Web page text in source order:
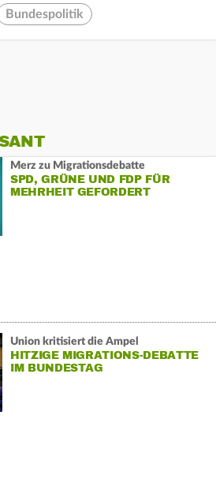
Bundespolitik
Merz zu Migrationsdebatte
SPD, GRÜNE UND FDP FÜR
MEHRHEIT GEFORDERT
Union kritisiert die Ampel
HITZIGE MIGRATIONS-DEBATTE
IM BUNDESTAG